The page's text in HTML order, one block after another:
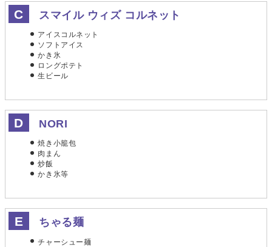
スマイル ウィズ コルネット
アイスコルネット
ソフトアイス
かき氷
ロングポテト
生ビール
NORI
焼き小籠包
肉まん
炒飯
かき氷等
ちゃる麺
チャーシュー麺